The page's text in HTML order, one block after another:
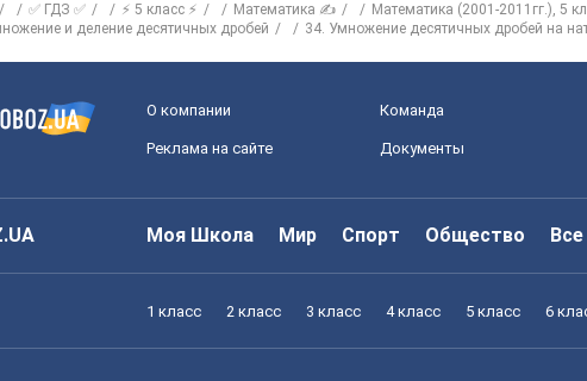
✅ ГДЗ ✅ ⚡ 5 класс ⚡ Математика ✍ Математика (2001-2011гг.), 5
и деление десятичных дробей
34. Умножение десятичных дробей на
О компании Команда
Реклама на сайте Документы
Моя Школа Мир Спорт Общество
1 класс 2 класс 3 класс 4 класс 5 класс 6